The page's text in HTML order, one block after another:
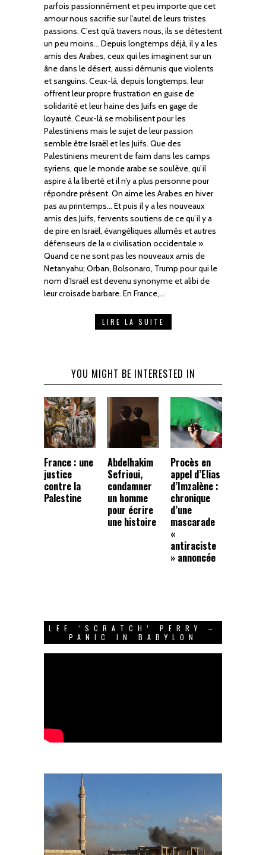
parfois passionnément et peu importe que cet
amour nous sacrifie sur l’autel de leurs tristes
passions. C’est qu’à travers nous, ils se détestent
un peu moins… Depuis longtemps déjà, il y a les
amis des Arabes, ceux qui les imaginent sur un
âne dans le désert, aussi démunis que violents
et sanguins. Ceux-là, depuis longtemps, leur
offrent leur propre frustration en guise de
solidarité et leur haine des Juifs en gage de
loyauté. Ceux-là se mobilisent pour les
Palestiniens mais le sujet de leur passion
semble être Israël et les Juifs. Que des
Palestiniens meurent de faim dans les camps
syriens, que le monde arabe se soulève, qu’il
aspire à la liberté et il n’y a plus personne pour
répondre présent. On aime les Arabes en hiver
pas au printemps… Et puis il y a les nouveaux
amis des Juifs, fervents soutiens de ce qu’il y a
de pire en Israël, évangéliques allumés et autres
défenseurs de la « civilisation occidentale ».
Quand ce ne sont pas les nouveaux amis de
Netanyahu; Orban, Bolsonaro, Trump pour qui le
nom d’Israël est devenu synonyme et alibi de
leur croisade barbare. En France,…
LIRE LA SUITE
YOU MIGHT BE INTERESTED IN
France : une
justice
contre la
Palestine
Abdelhakim
Sefrioui,
condamner
un homme
pour écrire
une histoire
Procès en
appel d’Elias
d’Imzalène :
chronique
d’une
mascarade
«
antiraciste
» annoncée
LEE ‘SCRATCH’ PERRY –
PANIC IN BABYLON